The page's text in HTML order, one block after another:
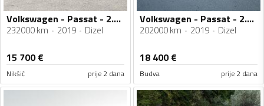
Volkswagen - Passat - 2.0 TDI
232000 km 2019 Dizel
15 700€
Nikšić prije 2 dana
Volkswagen - Passat - 2.0 110kv
202000 km 2019 Dizel
18 400€
Budva prije 2 dana